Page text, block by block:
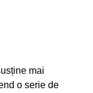
mai
o serie de